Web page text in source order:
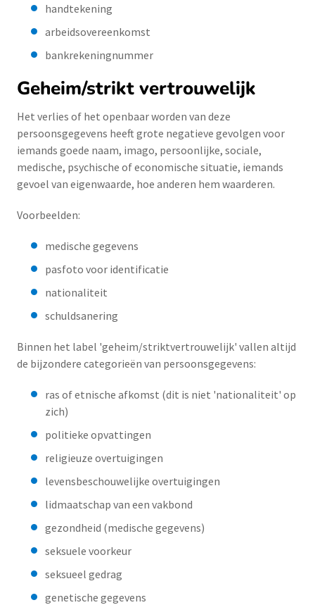
handtekening
arbeidsovereenkomst
bankrekeningnummer
Geheim/strikt vertrouwelijk
Het verlies of het openbaar worden van deze
persoonsgegevens heeft grote negatieve gevolgen voor
iemands goede naam, imago, persoonlijke, sociale,
medische, psychische of economische situatie, iemands
gevoel van eigenwaarde, hoe anderen hem waarderen.
Voorbeelden:
medische gegevens
pasfoto voor identificatie
nationaliteit
schuldsanering
Binnen het label 'geheim/striktvertrouwelijk' vallen altijd
de bijzondere categorieën van persoonsgegevens:
ras of etnische afkomst (dit is niet 'nationaliteit' op
zich)
politieke opvattingen
religieuze overtuigingen
levensbeschouwelijke overtuigingen
lidmaatschap van een vakbond
gezondheid (medische gegevens)
seksuele voorkeur
seksueel gedrag
genetische gegevens